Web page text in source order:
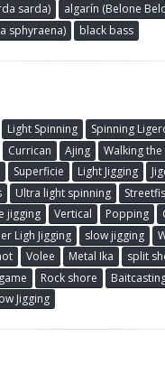
sarda) algarín (Belone
sphyraena)
black bass
Light Spinning Spinning
Currican Ajing Walking
Superficie Light Jigging
Ultra light spinning
jigging Vertical Popping
Ligh Jigging slow jigging
Volee Metal Ika split
Rock shore
Jigging